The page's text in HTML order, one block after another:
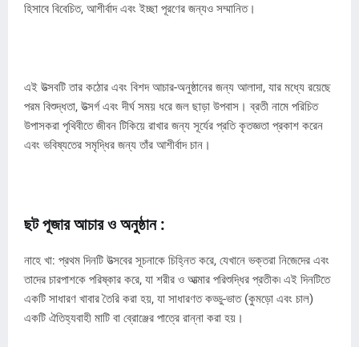
হিসাবে বিবেচিত, আশীর্বাদ এবং ইচ্ছা পূরণের জন্যও সম্মানিত।
এই উত্সবটি তার কঠোর এবং বিশদ আচার-অনুষ্ঠানের জন্য আলাদা, যার মধ্যে রয়েছে
পরম বিশুদ্ধতা, উত্সর্গ এবং দীর্ঘ সময় ধরে জল ছাড়া উপবাস। ব্রতী নামে পরিচিত
উপাসকরা পৃথিবীতে জীবন টিকিয়ে রাখার জন্য সূর্যের প্রতি কৃতজ্ঞতা প্রকাশ করেন
এবং ভবিষ্যতের সমৃদ্ধির জন্য তাঁর আশীর্বাদ চান।
ছট পূজার আচার ও অনুষ্ঠান :
নাহে খা: প্রথম দিনটি উত্সবের সূচনাকে চিহ্নিত করে, যেখানে ভক্তরা নিজেদের এবং
তাদের চারপাশকে পরিষ্কার করে, যা শরীর ও আত্মার পরিশুদ্ধির প্রতীক৷ এই দিনটিতে
একটি সাধারণ খাবার তৈরি করা হয়, যা সাধারণত কড্ডু-ভাত (কুমড়ো এবং চাল)
একটি ঐতিহ্যবাহী মাটি বা ব্রোঞ্জের পাত্রে রান্না করা হয়।